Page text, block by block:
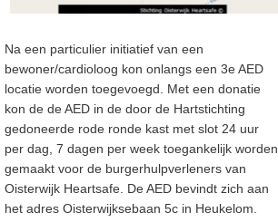
Na een particulier initiatief van een
bewoner/cardioloog kon onlangs een 3e AED
locatie worden toegevoegd. Met een donatie
kon de de AED in de door de Hartstichting
gedoneerde rode ronde kast met slot 24 uur
per dag, 7 dagen per week toegankelijk worden
gemaakt voor de burgerhulpverleners van
Oisterwijk Heartsafe. De AED bevindt zich aan
het adres Oisterwijksebaan 5c in Heukelom.